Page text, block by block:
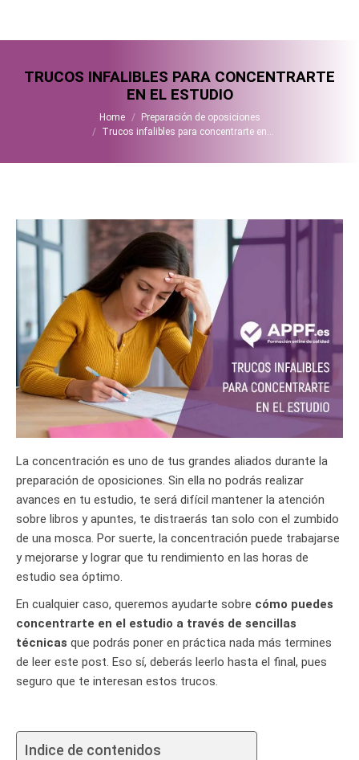
TRUCOS INFALIBLES PARA CONCENTRARTE
EN EL ESTUDIO
Home
Preparación de oposiciones
Trucos infalibles para concentrarte en…
La concentración es uno de tus grandes aliados durante la
preparación de oposiciones. Sin ella no podrás realizar
avances en tu estudio, te será difícil mantener la atención
sobre libros y apuntes, te distraerás tan solo con el zumbido
de una mosca. Por suerte, la concentración puede trabajarse
y mejorarse y lograr que tu rendimiento en las horas de
estudio sea óptimo.
En cualquier caso, queremos ayudarte sobre cómo puedes
concentrarte en el estudio a través de sencillas
técnicas que podrás poner en práctica nada más termines
de leer este post. Eso sí, deberás leerlo hasta el final, pues
seguro que te interesan estos trucos.
Indice de contenidos